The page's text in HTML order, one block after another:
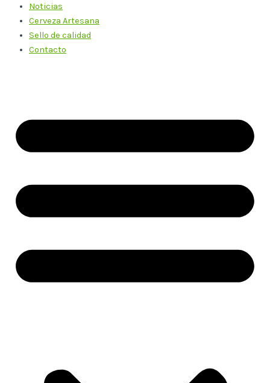
Noticias
Cerveza Artesana
Sello de calidad
Contacto